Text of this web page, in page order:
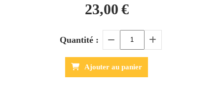
23,00 €
Quantité :
Ajouter au panier